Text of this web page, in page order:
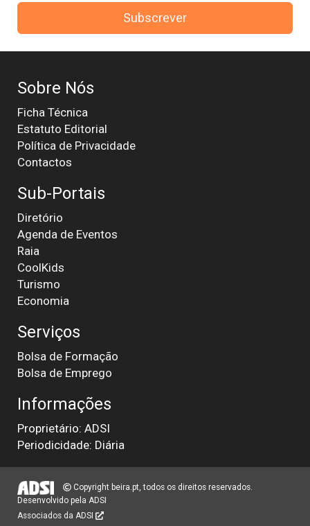
Subscrever
Sobre Nós
Ficha Técnica
Estatuto Editorial
Política de Privacidade
Contactos
Sub-Portais
Diretório
Agenda de Eventos
Raia
CoolKids
Turismo
Economia
Serviços
Bolsa de Formação
Bolsa de Emprego
Informações
Proprietário: ADSI
Periodicidade: Diária
Copyright beira.pt, todos os direitos reservados.
Desenvolvido pela ADSI
Associados da ADSI